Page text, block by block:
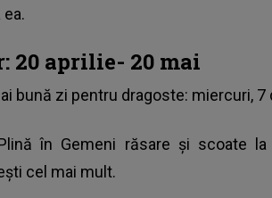
20 aprilie- 20 mai
bună zi pentru dragoste: miercuri, 7
în Gemeni răsare și scoate
cel mai mult.